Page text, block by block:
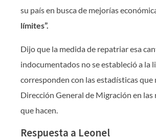
su país en busca de mejorías
límites”.
Dijo que la medida de repatriar esa
indocumentados no se estableció a la
corresponden con las estadísticas que
Dirección General de Migración en
que hacen.
Respuesta a Leonel